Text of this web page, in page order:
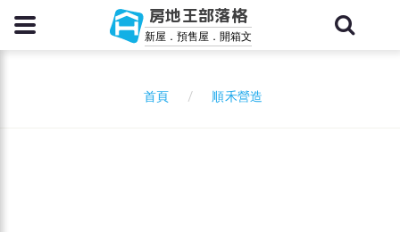
房地王部落格
新屋．預售屋．開箱文
首頁 順禾營造